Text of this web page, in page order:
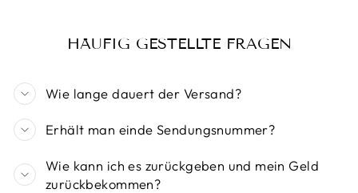
HÄUFIG GESTELLTE FRAGEN
Wie lange dauert der Versand?
Erhält man einde Sendungsnummer?
Wie kann ich es zurückgeben und mein Geld
zurückbekommen?